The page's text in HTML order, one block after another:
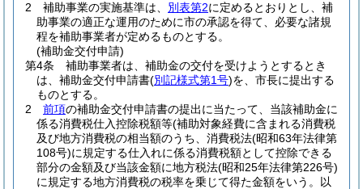
2
補助事業の実施基準は、 別表第2に定めるとおりとし、補
助事業の適正な運用のために市の承認を得て、必要な諸規
程を補助事業者が定めるものとする。
(補助金交付申請)
第4条
補助事業者は、補助金の交付を受けようとするとき
は、補助金交付申請書(別記様式第1号)を、市長に提出する
ものとする。
2
前項の補助金交付申請書の提出に当たって、当該補助金に
係る消費税仕入控除税額等(補助対象経費に含まれる消費税
及び地方消費税の相当額のうち、消費税法(昭和63年法律第
108号)に規定する仕入れに係る消費税額として控除できる
部分の金額及び当該金額に地方税法(昭和25年法律第226号)
に規定する地方消費税の税率を乗じて得た金額をいう。以